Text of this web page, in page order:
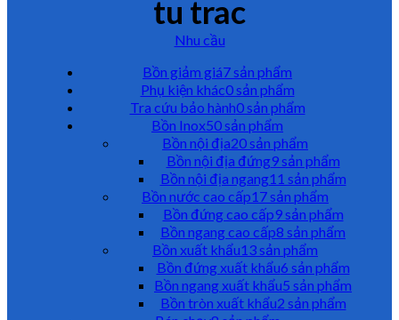
tu trac
Nhu cầu
Bồn giảm giá7 sản phẩm
Phụ kiện khác0 sản phẩm
Tra cứu bảo hành0 sản phẩm
Bồn Inox50 sản phẩm
Bồn nội địa20 sản phẩm
Bồn nội địa đứng9 sản phẩm
Bồn nội địa ngang11 sản phẩm
Bồn nước cao cấp17 sản phẩm
Bồn đứng cao cấp9 sản phẩm
Bồn ngang cao cấp8 sản phẩm
Bồn xuất khẩu13 sản phẩm
Bồn đứng xuất khẩu6 sản phẩm
Bồn ngang xuất khẩu5 sản phẩm
Bồn tròn xuất khẩu2 sản phẩm